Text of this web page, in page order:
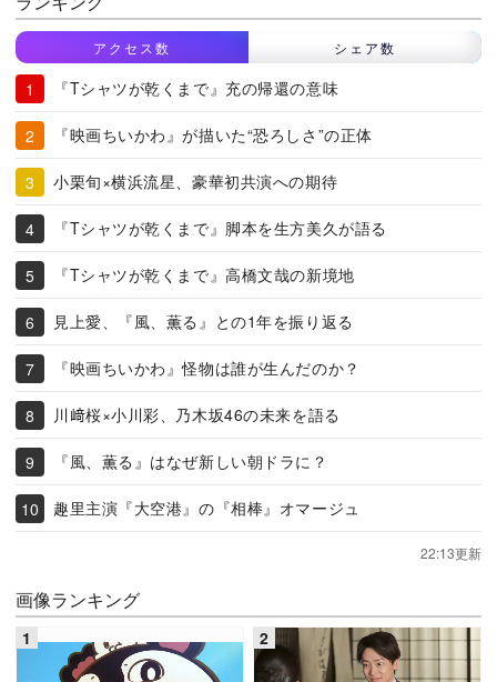
アクセス数 シェア数
『Tシャツが乾くまで』充の帰還の意味
『映画ちいかわ』が描いた“恐ろしさ”の正体
小栗旬×横浜流星、豪華初共演への期待
『Tシャツが乾くまで』脚本を生方美久が語る
『Tシャツが乾くまで』高橋文哉の新境地
見上愛、『風、薫る』との1年を振り返る
『映画ちいかわ』怪物は誰が生んだのか？
川﨑桜×小川彩、乃木坂46の未来を語る
『風、薫る』はなぜ新しい朝ドラに？
趣里主演『大空港』の『相棒』オマージュ
22:13更新
画像ランキング